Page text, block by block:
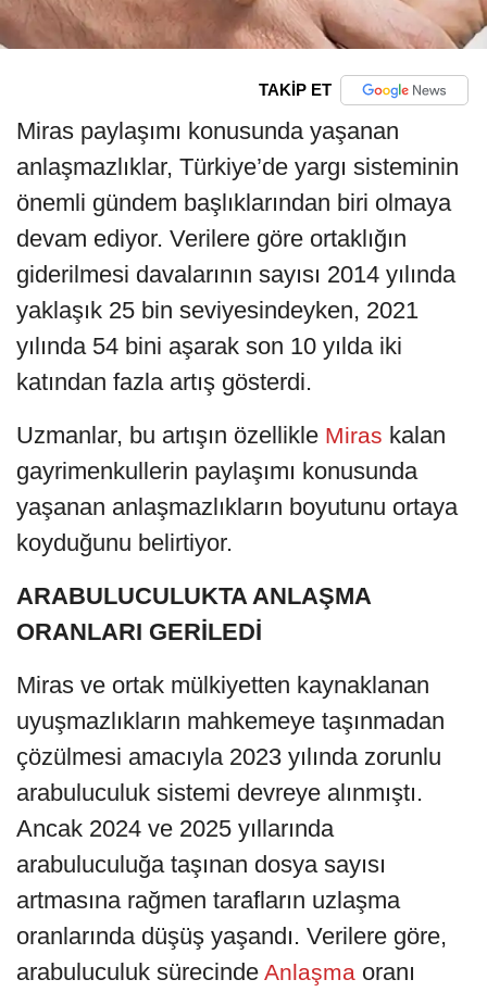
TAKİP ET
Miras paylaşımı konusunda yaşanan
anlaşmazlıklar, Türkiye’de yargı sisteminin
önemli gündem başlıklarından biri olmaya
devam ediyor. Verilere göre ortaklığın
giderilmesi davalarının sayısı 2014 yılında
yaklaşık 25 bin seviyesindeyken, 2021
yılında 54 bini aşarak son 10 yılda iki
katından fazla artış gösterdi.
Uzmanlar, bu artışın özellikle Miras kalan
gayrimenkullerin paylaşımı konusunda
yaşanan anlaşmazlıkların boyutunu ortaya
koyduğunu belirtiyor.
ARABULUCULUKTA ANLAŞMA
ORANLARI GERİLEDİ
Miras ve ortak mülkiyetten kaynaklanan
uyuşmazlıkların mahkemeye taşınmadan
çözülmesi amacıyla 2023 yılında zorunlu
arabuluculuk sistemi devreye alınmıştı.
Ancak 2024 ve 2025 yıllarında
arabuluculuğa taşınan dosya sayısı
artmasına rağmen tarafların uzlaşma
oranlarında düşüş yaşandı. Verilere göre,
arabuluculuk sürecinde Anlaşma oranı